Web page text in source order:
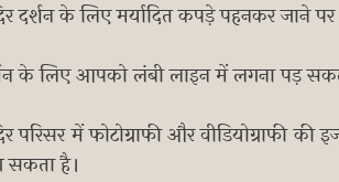
दर्शन के लिए मर्यादित कपड़े पहनकर जाने पर
के लिए आपको लंबी लाइन में लगना पड़
परिसर में फोटोग्राफी और वीडियोग्राफी
है।